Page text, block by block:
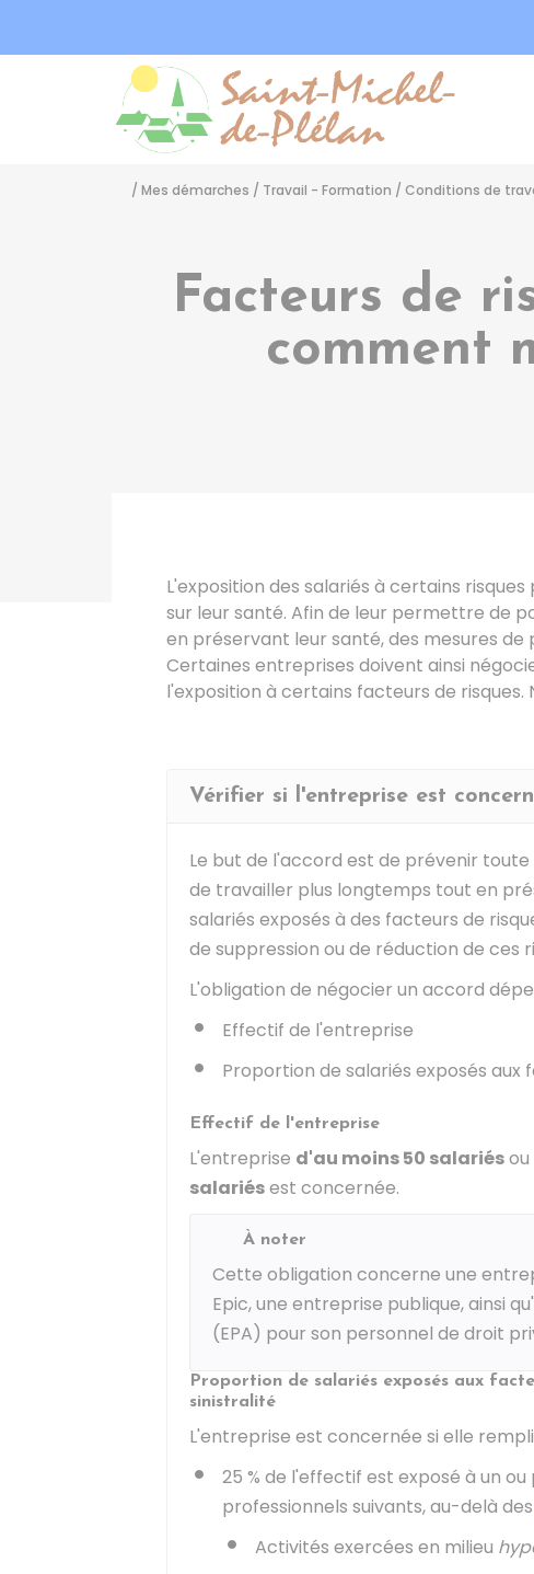
/ Mes démarches / Travail - Formation / Conditions de
Facteurs de
comment
L'exposition des salariés à certains
sur leur santé. Afin de leur permettre de
en préservant leur santé, des mesures
Certaines entreprises doivent ainsi
l'exposition à certains facteurs de
Vérifier si l'entreprise est
Le but de l'accord est de prévenir
de travailler plus longtemps tout en
salariés exposés à des facteurs de
de suppression ou de réduction de ces
L'obligation de négocier un accord
Effectif de l'entreprise
Proportion de salariés exposés aux
Effectif de l'entreprise
L'entreprise d'au moins 50 salariés
salariésest concernée.
À noter
Cette obligation concerne une
Epic, une entreprise publique, ainsi
(EPA) pour son personnel de droit
Proportion de salariés exposés aux
sinistralité
L'entreprise est concernée si elle
25 % de l'effectif est exposé à un ou
professionnels suivants, au-delà des
Activités exercées en milieu